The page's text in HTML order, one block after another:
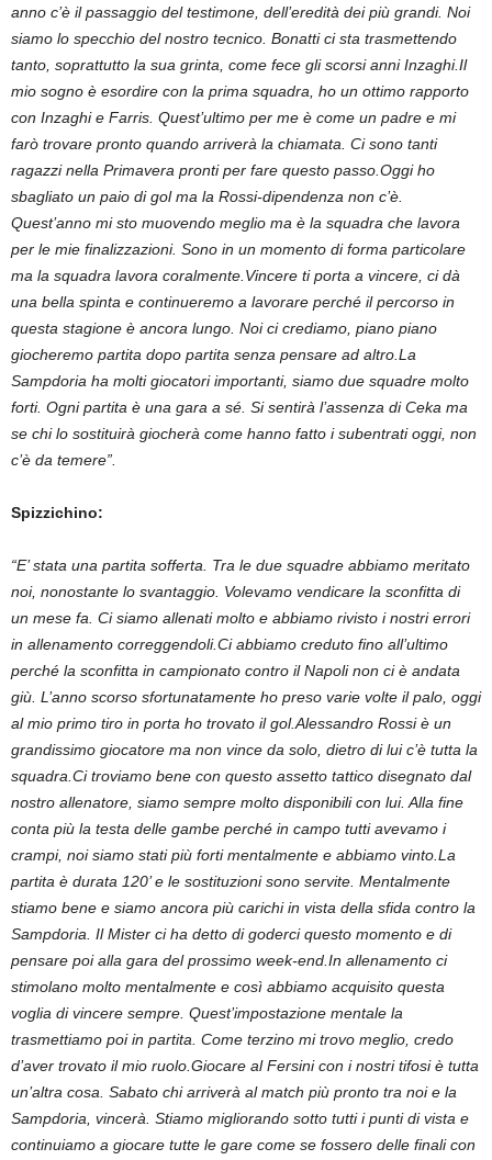
anno c’è il passaggio del testimone, dell’eredità dei più grandi. Noi
siamo lo specchio del nostro tecnico. Bonatti ci sta trasmettendo
tanto, soprattutto la sua grinta, come fece gli scorsi anni Inzaghi.Il
mio sogno è esordire con la prima squadra, ho un ottimo rapporto
con Inzaghi e Farris. Quest’ultimo per me è come un padre e mi
farò trovare pronto quando arriverà la chiamata. Ci sono tanti
ragazzi nella Primavera pronti per fare questo passo. Oggi ho
sbagliato un paio di gol ma la Rossi-dipendenza non c’è.
Quest’anno mi sto muovendo meglio ma è la squadra che lavora
per le mie finalizzazioni. Sono in un momento di forma particolare
ma la squadra lavora coralmente. Vincere ti porta a vincere, ci dà
una bella spinta e continueremo a lavorare perché il percorso in
questa stagione è ancora lungo. Noi ci crediamo, piano piano
giocheremo partita dopo partita senza pensare ad altro. La
Sampdoria ha molti giocatori importanti, siamo due squadre molto
forti. Ogni partita è una gara a sé. Si sentirà l’assenza di Ceka ma
se chi lo sostituirà giocherà come hanno fatto i subentrati oggi, non
c’è da temere”.
Spizzichino:
“E’ stata una partita sofferta. Tra le due squadre abbiamo meritato
noi, nonostante lo svantaggio. Volevamo vendicare la sconfitta di
un mese fa. Ci siamo allenati molto e abbiamo rivisto i nostri errori
in allenamento correggendoli.Ci abbiamo creduto fino all’ultimo
perché la sconfitta in campionato contro il Napoli non ci è andata
giù. L’anno scorso sfortunatamente ho preso varie volte il palo, oggi
al mio primo tiro in porta ho trovato il gol.Alessandro Rossi è un
grandissimo giocatore ma non vince da solo, dietro di lui c’è tutta la
squadra.Ci troviamo bene con questo assetto tattico disegnato dal
nostro allenatore, siamo sempre molto disponibili con lui. Alla fine
conta più la testa delle gambe perché in campo tutti avevamo i
crampi, noi siamo stati più forti mentalmente e abbiamo vinto.La
partita è durata 120’ e le sostituzioni sono servite. Mentalmente
stiamo bene e siamo ancora più carichi in vista della sfida contro la
Sampdoria. Il Mister ci ha detto di goderci questo momento e di
pensare poi alla gara del prossimo week-end.In allenamento ci
stimolano molto mentalmente e così abbiamo acquisito questa
voglia di vincere sempre. Quest’impostazione mentale la
trasmettiamo poi in partita. Come terzino mi trovo meglio, credo
d’aver trovato il mio ruolo.Giocare al Fersini con i nostri tifosi è tutta
un’altra cosa. Sabato chi arriverà al match più pronto tra noi e la
Sampdoria, vincerà. Stiamo migliorando sotto tutti i punti di vista e
continuiamo a giocare tutte le gare come se fossero delle finali con